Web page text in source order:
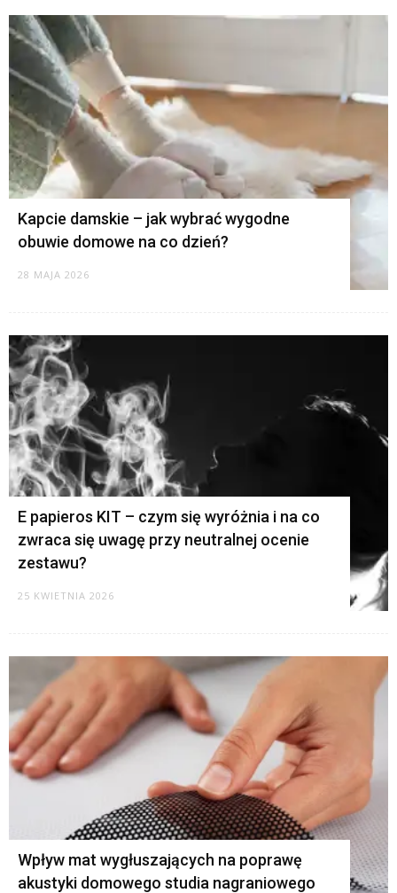
Kapcie damskie – jak wybrać wygodne
obuwie domowe na co dzień?
28 MAJA 2026
E papieros KIT – czym się wyróżnia i na co
zwraca się uwagę przy neutralnej ocenie
zestawu?
25 KWIETNIA 2026
Wpływ mat wygłuszających na poprawę
akustyki domowego studia nagraniowego